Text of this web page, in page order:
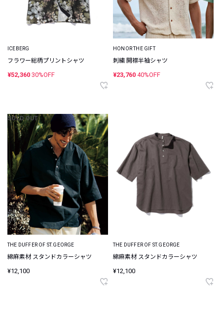
ICEBERG
フラワー総柄プリントシャツ
¥52,360 30%OFF
HONOR THE GIFT
刺繍 開襟半袖シャツ
¥23,760 40%OFF
SOLD OUT
THE DUFFER OF ST.GEORGE
綿麻素材 スタンドカラーシャツ
¥12,100
THE DUFFER OF ST.GEORGE
綿麻素材 スタンドカラーシャツ
¥12,100